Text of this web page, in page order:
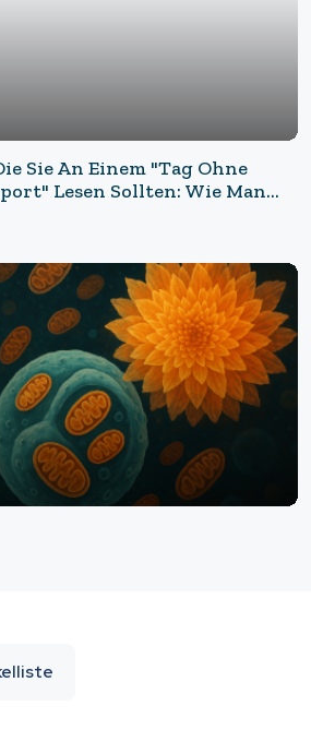
Sie An Einem "Tag Ohne
Lesen Sollten: Wie Man
Müdigkeit Und Fehlender